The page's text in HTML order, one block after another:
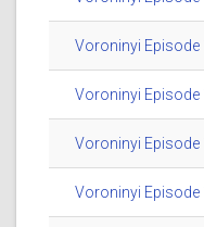
Voroninyi
Voroninyi
Voroninyi
Voroninyi